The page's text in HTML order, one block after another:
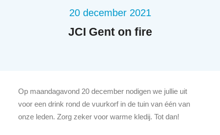
20 december 2021
JCI Gent on fire
Op maandagavond 20 december nodigen we jullie uit
voor een drink rond de vuurkorf in de tuin van één van
onze leden. Zorg zeker voor warme kledij. Tot dan!